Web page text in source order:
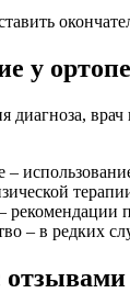
у
диагноза,
рекомендации
– в редких